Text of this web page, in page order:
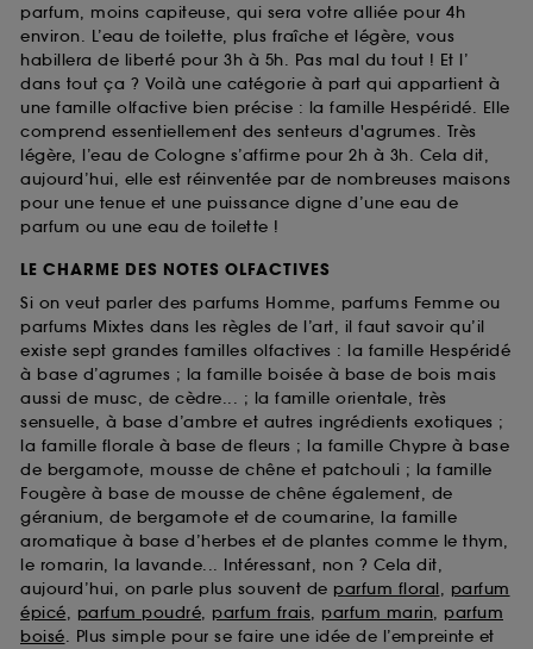
parfum, moins capiteuse, qui sera votre alliée pour 4h
environ. L’eau de toilette, plus fraîche et légère, vous
habillera de liberté pour 3h à 5h. Pas mal du tout ! Et l’
dans tout ça ? Voilà une catégorie à part qui appartient à
une famille olfactive bien précise : la famille Hespéridé. Elle
comprend essentiellement des senteurs d'agrumes. Très
légère, l’eau de Cologne s’affirme pour 2h à 3h. Cela dit,
aujourd’hui, elle est réinventée par de nombreuses maisons
pour une tenue et une puissance digne d’une eau de
parfum ou une eau de toilette !
LE CHARME DES NOTES OLFACTIVES
Si on veut parler des parfums Homme, parfums Femme ou
parfums Mixtes dans les règles de l’art, il faut savoir qu’il
existe sept grandes familles olfactives : la famille Hespéridé
à base d’agrumes ; la famille boisée à base de bois mais
aussi de musc, de cèdre... ; la famille orientale, très
sensuelle, à base d’ambre et autres ingrédients exotiques ;
la famille florale à base de fleurs ; la famille Chypre à base
de bergamote, mousse de chêne et patchouli ; la famille
Fougère à base de mousse de chêne également, de
géranium, de bergamote et de coumarine, la famille
aromatique à base d’herbes et de plantes comme le thym,
le romarin, la lavande... Intéressant, non ? Cela dit,
aujourd’hui, on parle plus souvent de parfum floral, parfum
épicé, parfum poudré, parfum frais, parfum marin, parfum
boisé. Plus simple pour se faire une idée de l’empreinte et